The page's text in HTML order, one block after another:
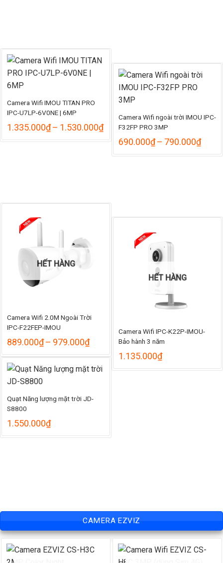
Camera Wifi IMOU TITAN PRO
IPC-U7LP-6V0NE | 6MP
1.335.000₫– 1.530.000₫Khoảng
từ
1.335.000₫
Camera Wifi ngoài trời IMOU IPC-
F32FP PRO 3MP
690.000₫– 790.000₫
từ
HẾT HÀNG
Camera Wifi 2.0M Ngoài Trời
IPC-F22FEP-IMOU
889.000₫– 979.000₫Khoảng
từ
889.000₫
HẾT HÀNG
Camera Wifi IPC-K22P-IMOU-
Bảo hành 3 năm
1.135.000₫
Quạt Năng lượng mặt trời JD-
S8800
1.550.000₫
CAMERA EZVIZ